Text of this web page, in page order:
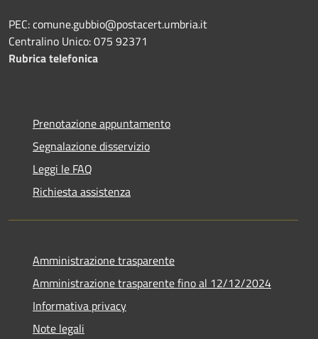
PEC: comune.gubbio@postacert.umbria.it
Centralino Unico: 075 92371
Rubrica telefonica
Prenotazione appuntamento
Segnalazione disservizio
Leggi le FAQ
Richiesta assistenza
Amministrazione trasparente
Amministrazione trasparente fino al 12/12/2024
Informativa privacy
Note legali